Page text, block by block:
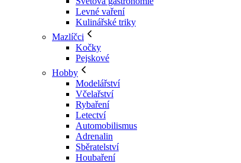
Levné vaření
Kulinářské triky
Mazlíčci
Kočky
Pejskové
Hobby
Modelářství
Včelařství
Rybaření
Letectví
Automobilismus
Adrenalin
Sběratelství
Houbaření